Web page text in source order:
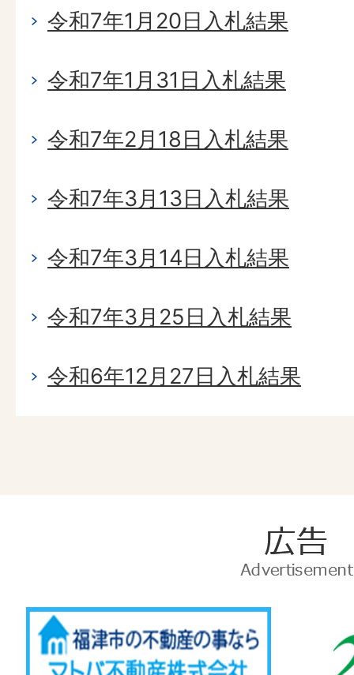
令和7年1月20日入札結果
令和7年1月31日入札結果
令和7年2月18日入札結果
令和7年3月13日入札結果
令和7年3月14日入札結果
令和7年3月25日入札結果
令和6年12月27日入札結果
告